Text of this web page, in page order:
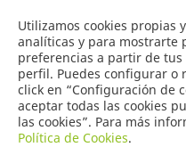
Utilizamos cookies propias
analíticas y para mostrarte
preferencias a partir de
perfil. Puedes configurar o
click en “Configuración de
aceptar todas las cookies
las cookies”. Para más
Política de Cookies.
DE
Productos (4579)